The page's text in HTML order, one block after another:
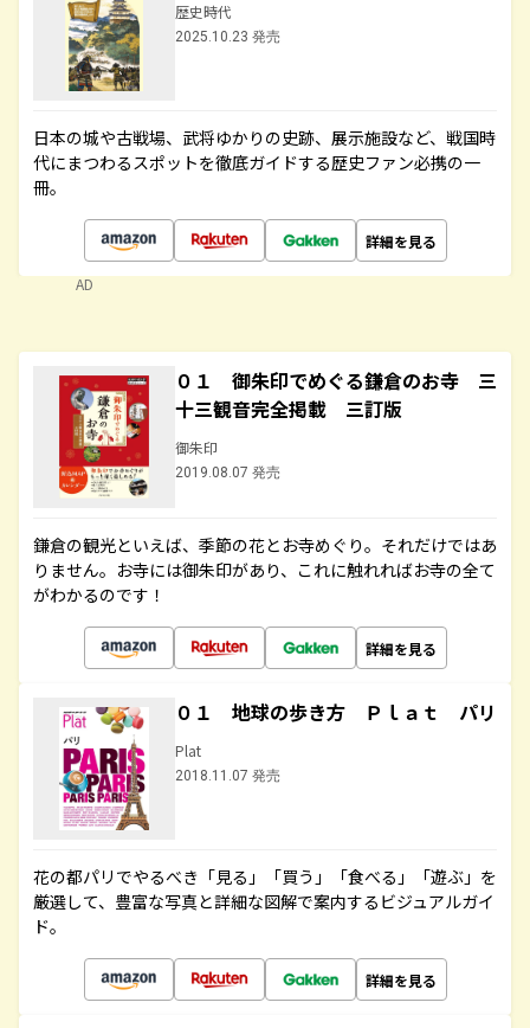
歴史時代
2025.10.23 発売
日本の城や古戦場、武将ゆかりの史跡、展示施設など、戦国時
代にまつわるスポットを徹底ガイドする歴史ファン必携の一
冊。
詳細を見る
AD
０１ 御朱印でめぐる鎌倉のお寺 三
十三観音完全掲載 三訂版
御朱印
2019.08.07 発売
鎌倉の観光といえば、季節の花とお寺めぐり。それだけではあ
りません。お寺には御朱印があり、これに触れればお寺の全て
がわかるのです！
詳細を見る
０１ 地球の歩き方 Ｐｌａｔ パリ
Plat
2018.11.07 発売
花の都パリでやるべき「見る」「買う」「食べる」「遊ぶ」を
厳選して、豊富な写真と詳細な図解で案内するビジュアルガイ
ド。
詳細を見る